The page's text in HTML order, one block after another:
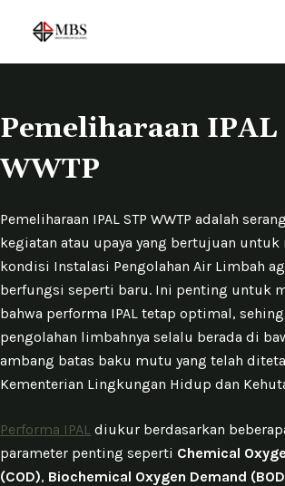
i
o
c
e
Pemeliharaan IPAL
WWTP
Pemeliharaan IPAL STP WWTP adalah
kegiatan atau upaya yang bertujuan untuk
kondisi Instalasi Pengolahan Air Limbah
berfungsi seperti baru. Ini penting untuk
bahwa performa IPAL tetap optimal,
pengolahan limbahnya selalu berada di
ambang batas baku mutu yang telah
Kementerian Lingkungan Hidup dan
Performa IPAL diukur berdasarkan
parameter penting seperti Chemical
(COD), Biochemical Oxygen Demand